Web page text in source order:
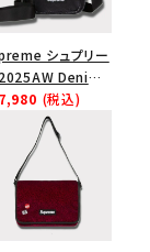
シュプリー
Denim
Bag デニ
ショルダーバッグ
(税込)